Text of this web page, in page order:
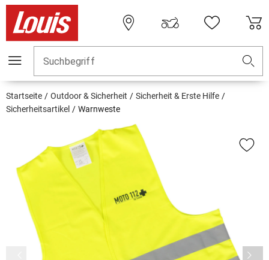
Suchbegriff
Startseite Outdoor & Sicherheit
Sicherheit & Erste Hilfe
Sicherheitsartikel
Warnweste